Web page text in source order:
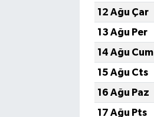
12 Ağu Çar
13 Ağu Per
14 Ağu Cum
15 Ağu Cts
16 Ağu Paz
17 Ağu Pts